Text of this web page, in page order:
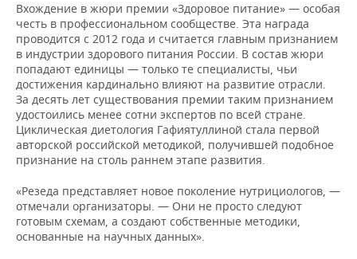
Вхождение в жюри премии «Здоровое питание» — особая
честь в профессиональном сообществе. Эта награда
проводится с 2012 года и считается главным признанием
в индустрии здорового питания России. В состав жюри
попадают единицы — только те специалисты, чьи
достижения кардинально влияют на развитие отрасли.
За десять лет существования премии таким признанием
удостоились менее сотни экспертов по всей стране.
Циклическая диетология Гафиятуллиной стала первой
авторской российской методикой, получившей подобное
признание на столь раннем этапе развития.
«Резеда представляет новое поколение нутрициологов, —
отмечали организаторы. — Они не просто следуют
готовым схемам, а создают собственные методики,
основанные на научных данных».